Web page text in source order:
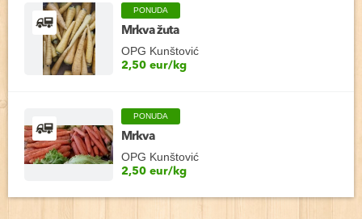
PONUDA
Mrkva žuta
OPG Kunštović
2,50 eur/kg
PONUDA
Mrkva
OPG Kunštović
2,50 eur/kg